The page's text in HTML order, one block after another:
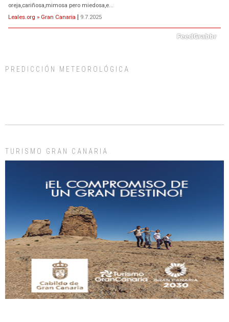
oreja,cariñosa,mimosa pero miedosa,e...
Leales.org » Gran Canaria
9.7.2025
días, ella incluida...
Gato manso encontrado
Este gato macho ha aparecido en la calle hace menos de un mes, es muy
manso y extremadamente cari...
Leales.org » Gran Canaria | 9.7.2025
PREDICCIÓN METEOROLÓGICA
TURISMO GRAN CANARIA